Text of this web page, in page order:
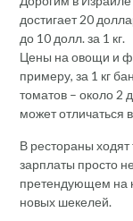
достигает 20
до 10 долл. за 1 кг.
Цены на овощи и
примеру, за 1 кг
томатов – около 2
может отличаться
В рестораны
зарплаты просто
претендующем на
новых шекелей.